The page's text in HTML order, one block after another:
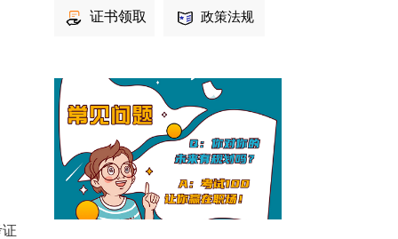
证书领取 政策法规